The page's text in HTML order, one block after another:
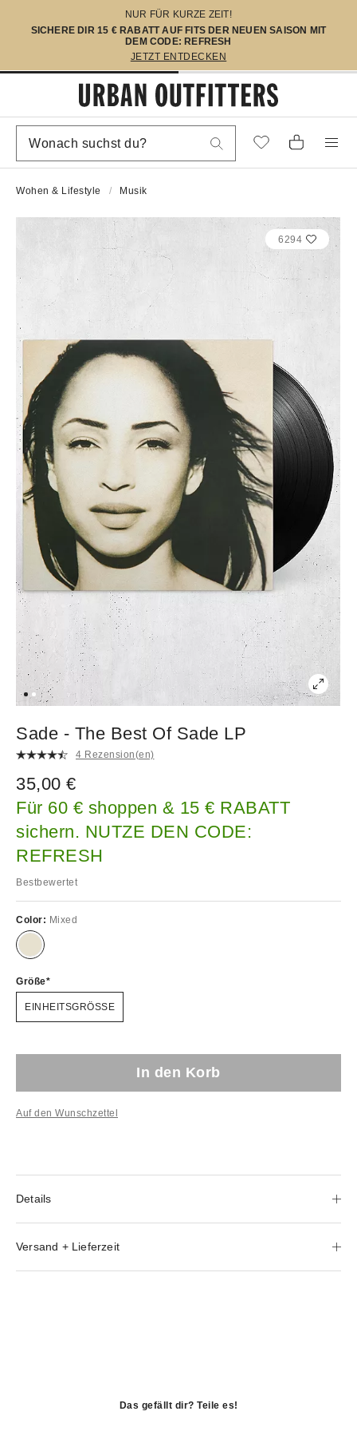
NUR FÜR KURZE ZEIT!
SICHERE DIR 15 € RABATT AUF FITS DER NEUEN SAISON MIT
DEM CODE: REFRESH
JETZT ENTDECKEN
Wohen & Lifestyle Musik
6294
Sade - The Best Of Sade LP
4 Rezension(en)
35,00 €
Für 60 € shoppen & 15 € RABATT
sichern. NUTZE DEN CODE:
REFRESH
Bestbewertet
Color: Mixed
Größe
EINHEITSGRÖSSE
In den Korb
Auf den Wunschzettel
Details
Versand + Lieferzeit
Das gefällt dir? Teile es!